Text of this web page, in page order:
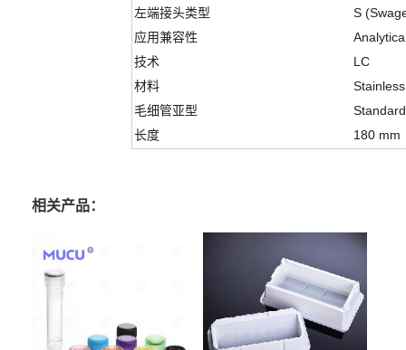
左端接头类型
S
应用兼容性
技术
LC
材料
毛细管亚型
长度
180 mm
相关产品：